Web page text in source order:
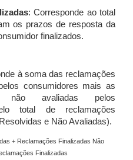
: Corresponde ao total
os prazos de resposta da
finalizados.
à soma das reclamações
consumidores mais as
não avaliadas pelos
total de reclamações
e Não Avaliadas).
+ Reclamações Finalizadas Não
Finalizadas